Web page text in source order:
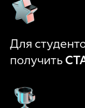
Для
получить